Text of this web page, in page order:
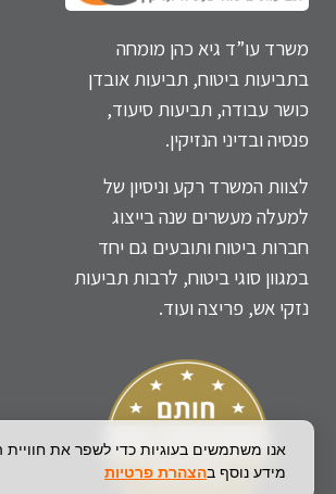
משרד עו”ד גיא כהן מומחה
בתביעות ביטוח, תביעות אובדן
כושר עבודה, תביעות סיעוד,
פנסיה ובדיני הנזיקין.
לצוות המשרד רקע וניסיון של
למעלה מעשרים שנה בייצוג
חברות ביטוח ותובעים גם יחד
במגוון סוגי ביטוח, לרבות תביעות
נזקי אש, פריצה ועוד.
אנו משתמשים בעוגיות כדי לשפר את
מידע נוסף בהצהרת פרטיות